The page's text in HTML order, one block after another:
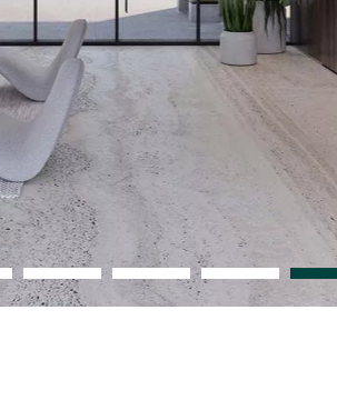
1
2
3
4